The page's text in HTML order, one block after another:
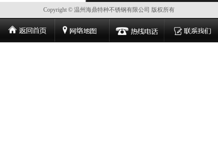
Copyright © 温州海鼎特种不锈钢有限公司 版权所有